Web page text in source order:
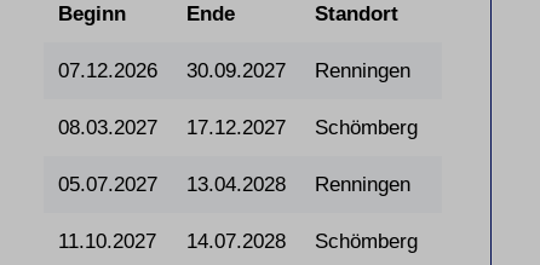
Beginn Ende Standort
07.12.2026 30.09.2027 Renningen
08.03.2027 17.12.2027 Schömberg
05.07.2027 13.04.2028 Renningen
11.10.2027 14.07.2028 Schömberg